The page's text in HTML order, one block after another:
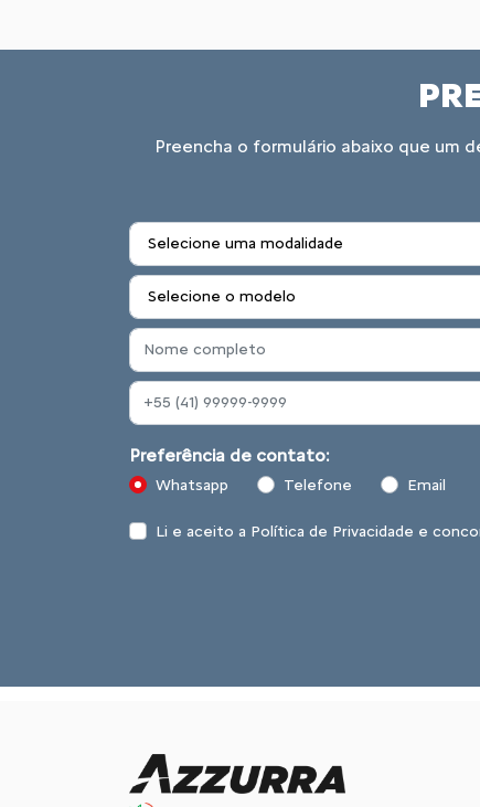
Preencha o formulário abaixo que um
Preferência de contato:
Whatsapp Telefone Email
Li e aceito a Política de Privacidade e